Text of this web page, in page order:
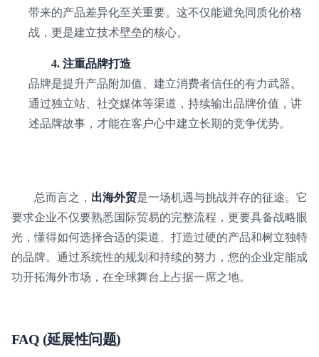
带来的产品差异化至关重要。这不仅能避免同质化价格
战，更是建立技术壁垒的核心。
4. 注重品牌打造
品牌是提升产品附加值、建立消费者信任的有力武器。
通过独立站、社交媒体等渠道，持续输出品牌价值，讲
述品牌故事，才能在客户心中建立长期的竞争优势。
总而言之， 出海外贸是一场机遇与挑战并存的征途。它
要求企业不仅要熟悉国际贸易的完整流程，更要具备战略眼
光，懂得如何选择合适的渠道、打造过硬的产品和树立独特
的品牌。通过系统性的规划和持续的努力，您的企业定能成
功开拓海外市场，在全球舞台上占据一席之地。
FAQ (延展性问题)